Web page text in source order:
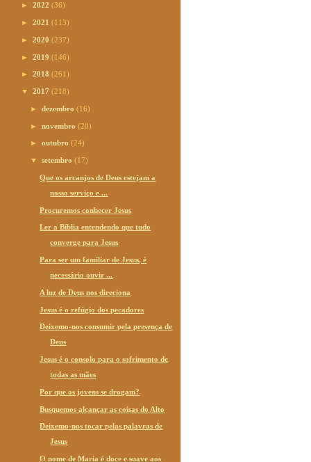
► 2022 (36)
► 2021 (113)
► 2020 (237)
► 2019 (146)
► 2018 (261)
▼ 2017 (218)
►dezembro(16)
►novembro(20)
►outubro(24)
▼setembro(17)
Que os arcanjos de Deus estejam a
nosso serviço e ...
Procuremos conhecer Jesus
Ler a Bíblia entendendo que tudo
converge para Jesus
Para ser um familiar de Jesus, é
necessário ouvir ...
A luz de Deus nos direciona
Jesus é o refúgio dos pecadores
Deixemo-nos consumir pela presença de
Deus
Jesus é o consolo para o sofrimento de
todas as mães
Por que os jovens se drogam?
Busquemos alcançar as coisas do Alto
Deixemo-nos tocar pelas palavras de
Jesus
O nome de Maria é doce e suave aos